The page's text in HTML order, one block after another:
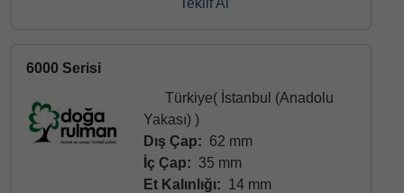
Teklif Al
6000 Serisi
Türkiye( İstanbul (Anadolu
Yakası) )
Dış Çap: 62 mm
İç Çap: 35 mm
Et Kalınlığı: 14 mm